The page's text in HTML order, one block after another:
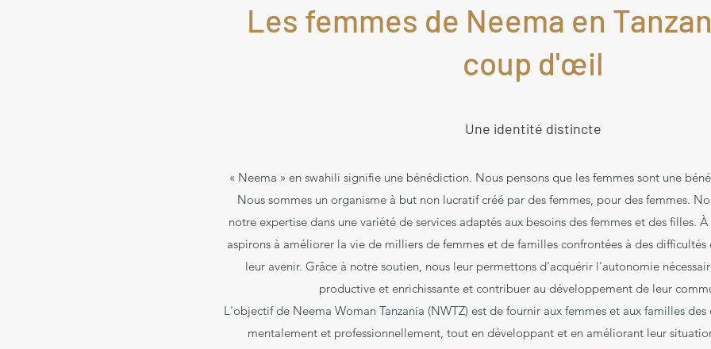
Les femmes de Neema en
coup d'œil
Une identité distincte
« Neema » en swahili signifie une bénédiction. Nous pensons que les femmes sont une
Nous sommes un organisme à but non lucratif créé par des femmes, pour des femmes.
notre expertise dans une variété de services adaptés aux besoins des femmes et des filles.
aspirons à améliorer la vie de milliers de femmes et de familles confrontées à des
leur avenir. Grâce à notre soutien, nous leur permettons d'acquérir l'autonomie
productive et enrichissante et contribuer au développement de leur
L'objectif de Neema Woman Tanzania (NWTZ) est de fournir aux femmes et aux familles
mentalement et professionnellement, tout en développant et en améliorant leur